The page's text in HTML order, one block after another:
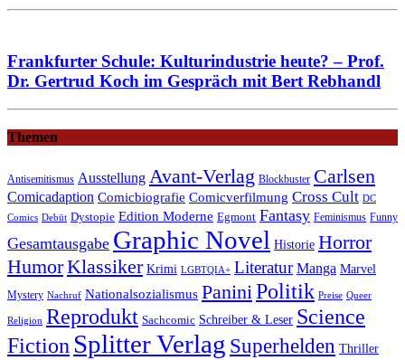
Frankfurter Schule: Kulturindustrie heute? – Prof.
Dr. Gertrud Koch im Gespräch mit Bert Rebhandl
Themen
Antisemitismus Ausstellung Avant-Verlag Blockbuster Carlsen
Comicadaption Comicbiografie Comicverfilmung Cross Cult DC
Comics Debüt Dystopie Edition Moderne Egmont Fantasy Feminismus Funny
Gesamtausgabe Graphic Novel Historie Horror
HumorKlassiker Krimi LGBTQIA+ Literatur Manga Marvel
Mystery Nachruf Nationalsozialismus PaniniPolitik Preise Queer
Religion Reprodukt Sachcomic Schreiber & Leser Science
Fiction Splitter Verlag Superhelden Thriller